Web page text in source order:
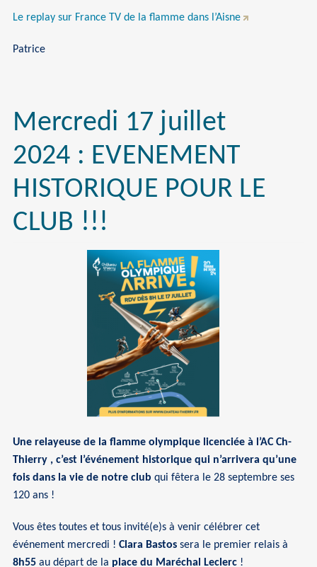
Le replay sur France TV de la flamme dans l’Aisne
Patrice
Mercredi 17 juillet
2024 : EVENEMENT
HISTORIQUE POUR LE
CLUB !!!
Une relayeuse de la flamme olympique licenciée à l’AC Ch-
Thierry , c’est l’événement historique qui n’arrivera qu’une
fois dans la vie de notre clubqui fêtera le 28 septembre ses
120 ans !
Vous êtes toutes et tous invité(e)s à venir célébrer cet
événement mercredi !Clara Bastos sera le premier relais à
8h55 au départ de la place du Maréchal Leclerc !